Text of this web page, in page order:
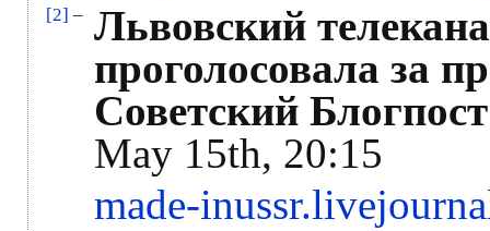
[2] – Львовский
проголосовала за
Советский Блогпост
May 15th, 20:15
made-